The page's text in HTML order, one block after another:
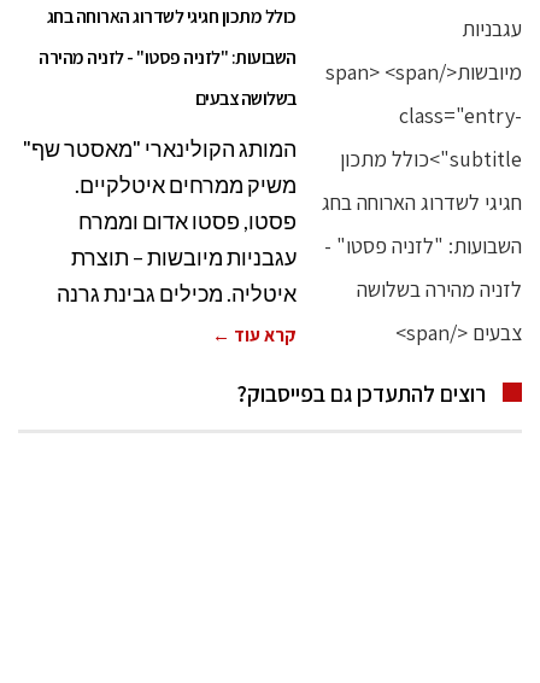
כולל מתכון חגיגי לשדרוג הארוחה בחג
השבועות: "לזניה פסטו" - לזניה מהירה
בשלושה צבעים
המותג הקולינארי "מאסטר שף"
משיק ממרחים איטלקיים.
פסטו, פסטו אדום וממרח
עגבניות מיובשות – תוצרת
איטליה. מכילים גבינת גרנה
קרא עוד ←
רוצים להתעדכן גם בפייסבוק?